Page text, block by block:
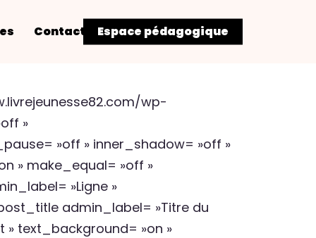
Contact Espace pédagogique
wp-
»
»off » inner_shadow= »off »
» make_equal= »off »
»Ligne »
admin_label= »Titre du
text_background= »on »